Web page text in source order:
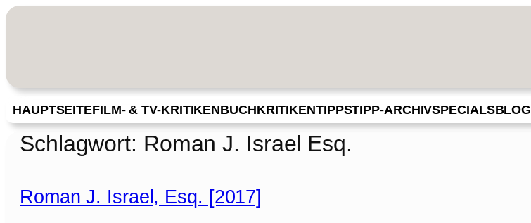
Zum
HAUPTSEITEFILM- & TV-KRITIKENBUCHKRITIKENTIPPSTIPP-ARCHIVSPECIALSBLOG
Schlagwort: Roman J. Israel Esq.
Roman J. Israel, Esq. [2017]